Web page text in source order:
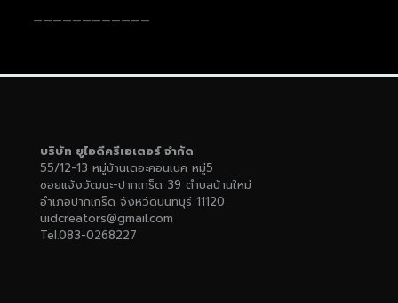
————————————
บริษัท ยูไอดีครีเอเตอร์ จำกัด
55/12-13 หมู่บ้านเดอะคอนเนค หมู่5
ซอยแจ้งวัฒนะ-ปากเกร็ด 39 ตำบลบ้านใหม่
อำเภอปากเกร็ด จังหวัดนนทบุรี 11120
uidcreators@gmail.com
Tel.083-0268227